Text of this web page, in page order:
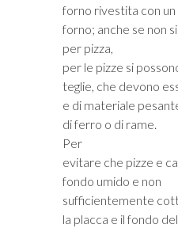
forno rivestita con
forno; anche se non
per pizza,
per le pizze si
teglie, che devono
e di materiale
di ferro o di rame.
Per
evitare che pizze e
fondo umido e non
sufficientemente
la placca e il fondo